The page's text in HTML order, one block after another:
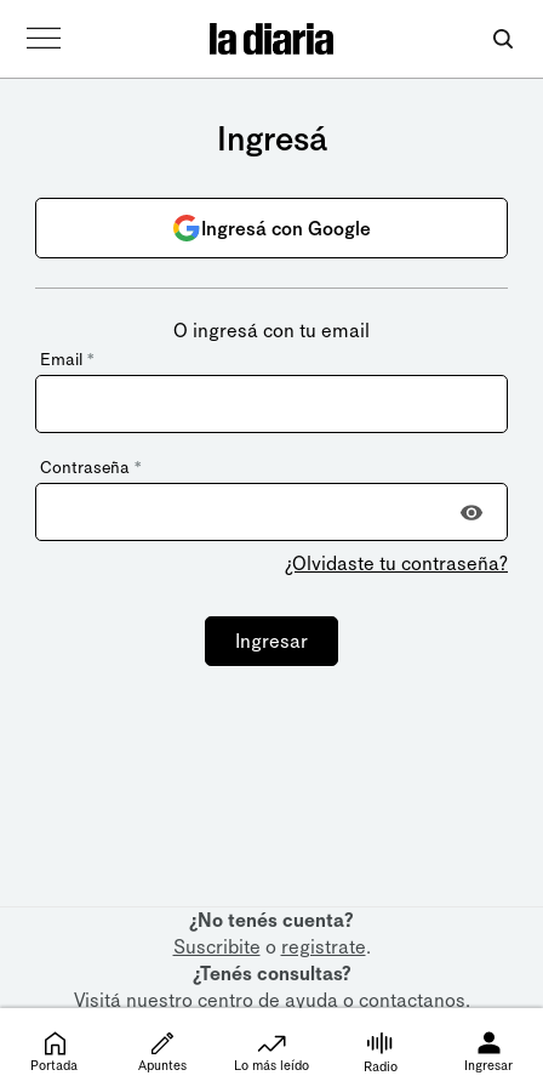
Ingresá
Ingresá con Google
O ingresá con tu email
Email *
Contraseña *
¿Olvidaste tu contraseña?
Ingresar
¿No tenés cuenta?
Suscribite o registrate.
¿Tenés consultas?
Visitá nuestrocentro de ayudaocontactanos.
Portada Apuntes Lo más leído Radio Ingresar